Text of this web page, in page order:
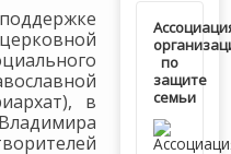
в
по
защите
семьи